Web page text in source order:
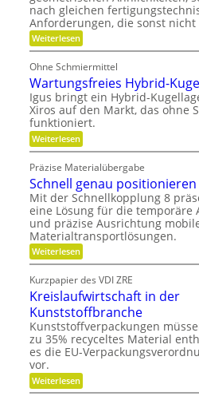
n
d
e
t
r
i
e
b
e
-
a
m
i
l
i
e
e
x
i
b
i
l
t
ä
t
nach gleichen
Anforderungen, die sonst
Weiterlesen:
P
t
e
n
z
i
a
l
e
e
r
B
a
u
t
e
i
l
e
s
h
a
f
f
n
g
e
Ohne Schmiermittel
Wartungsfreies Hybrid-
Igus bringt ein Hybrid-
Xiros auf den Markt, das ohne
funktioniert.
Weiterlesen:
W
r
t
u
n
g
s
f
r
e
e
s
H
y
b
r
-
K
u
Präzise Materialübergabe
Schnell genau positionieren
Mit der Schnellkopplung 8
eine Lösung für die temporäre
und präzise Ausrichtung
Materialtransportlösungen.
Weiterlesen:
S
h
n
l
l
g
e
a
u
p
Kurzpapier des VDI ZRE
Kreislaufwirtschaft in der
Kunststoffbranche
Kunststoffverpackungen
zu 35% recyceltes Material
es die EU-
vor.
Weiterlesen:
K